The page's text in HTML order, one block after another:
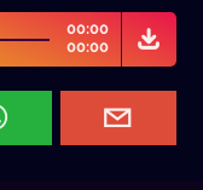
00:00
00:00